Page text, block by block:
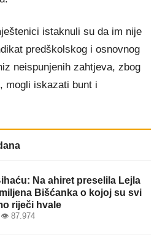
istaknuli su da im nije
predškolskog i osnovnog
neispunjenih zahtjeva, zbog
mogli iskazati bunt i
Na ahiret preselila Lejla
Bišćanka o kojoj su svi
riječi hvale
87.974